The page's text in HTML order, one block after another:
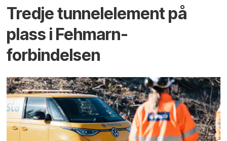
Tredje tunnel­element på
plass i Fehmarn-
forbindelsen